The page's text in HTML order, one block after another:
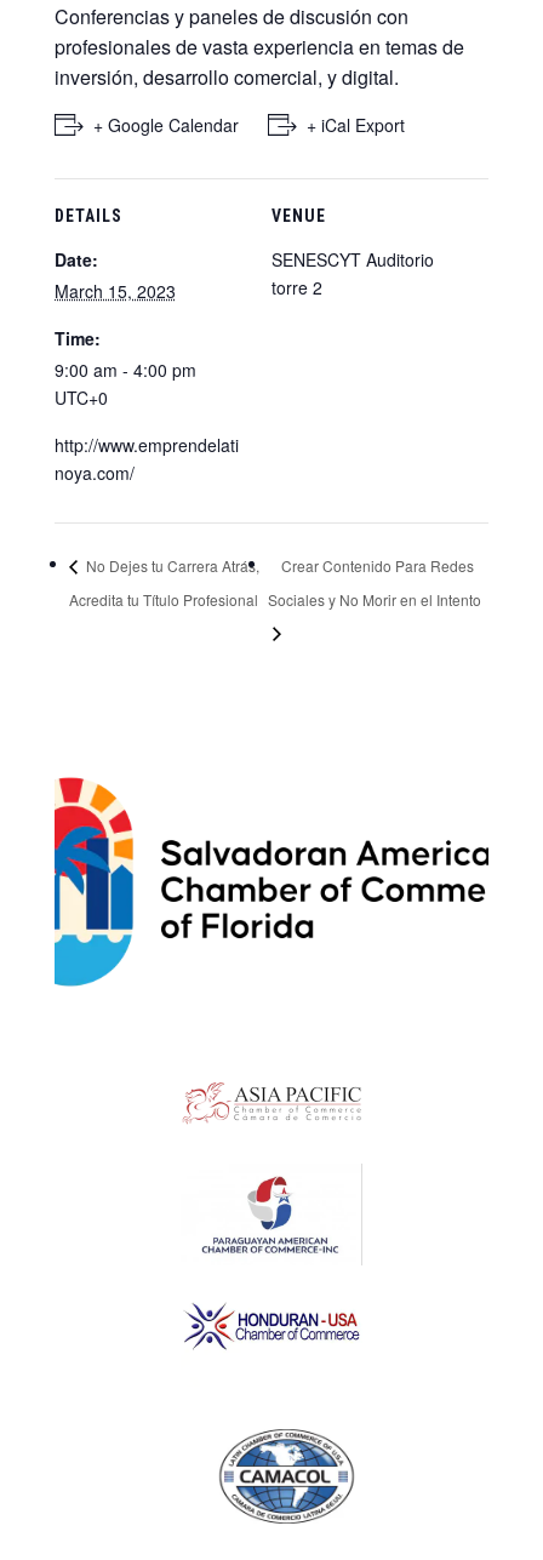
Conferencias y paneles de discusión con
profesionales de vasta experiencia en temas de
inversión, desarrollo comercial, y digital.
+ Google Calendar + iCal Export
DETAILS
Date:
March 15, 2023
Time:
9:00 am - 4:00 pm
UTC+0
http://www.emprendelati
noya.com/
VENUE
SENESCYT Auditorio
torre 2
No Dejes tu Carrera Atrás,
Acredita tu Título Profesional
Crear Contenido Para Redes
Sociales y No Morir en el Intento